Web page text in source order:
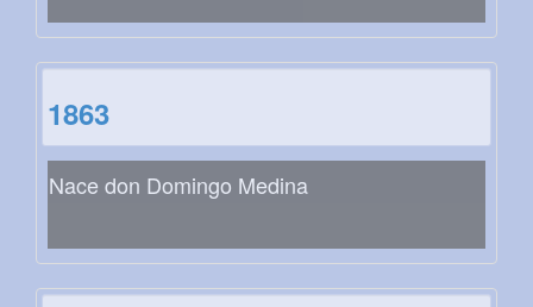
1863
Nace don Domingo Medina